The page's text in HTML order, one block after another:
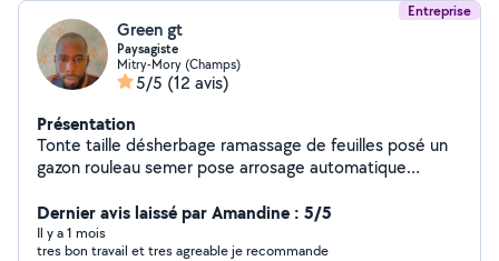
Entreprise
Green gt
Paysagiste
Mitry-Mory (Champs)
5/5 (12 avis)
Présentation
Tonte taille désherbage ramassage de feuilles posé un
gazon rouleau semer pose arrosage automatique
renseignement complémentaire appelez-moi merci à
bientôt
Dernier avis laissé par Amandine : 5/5
Il y a 1 mois
tres bon travail et tres agreable je recommande